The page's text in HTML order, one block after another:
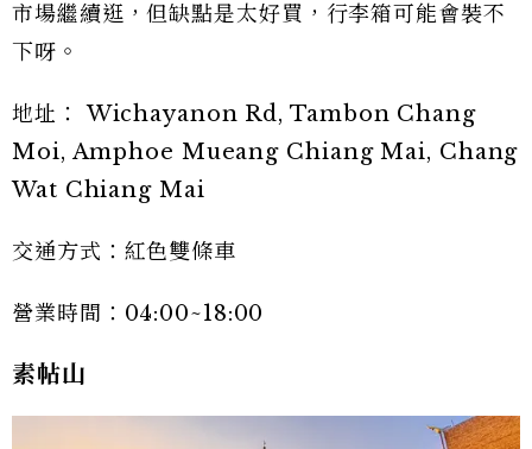
市場繼續逛，但缺點是太好買，行李箱可能會裝不
下呀。
地址： Wichayanon Rd, Tambon Chang
Moi, Amphoe Mueang Chiang Mai, Chang
Wat Chiang Mai
交通方式：紅色雙條車
營業時間：04:00~18:00
素帖山